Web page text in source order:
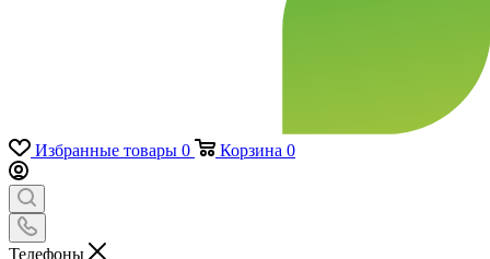
Избранные товары 0 Корзина 0
Телефоны